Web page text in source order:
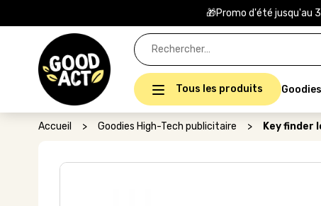
🎁Promo d'été jusqu'au
Rechercher :
Tous les produits
Accueil > Goodies High-Tech publicitaire > Key finder